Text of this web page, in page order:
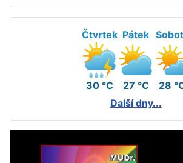
Čtvrtek
30 °C
Pátek
27 °C
28
Další dny...